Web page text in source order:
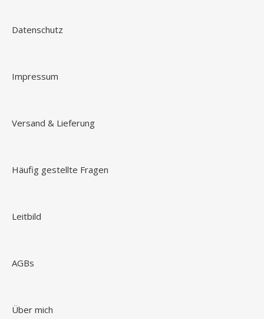
Datenschutz
Impressum
Versand & Lieferung
Häufig gestellte Fragen
Leitbild
AGBs
Über mich